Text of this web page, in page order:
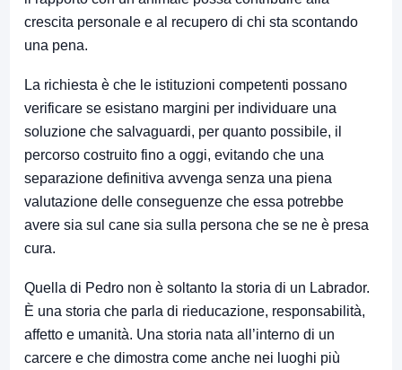
crescita personale e al recupero di chi sta scontando
una pena.
La richiesta è che le istituzioni competenti possano
verificare se esistano margini per individuare una
soluzione che salvaguardi, per quanto possibile, il
percorso costruito fino a oggi, evitando che una
separazione definitiva avvenga senza una piena
valutazione delle conseguenze che essa potrebbe
avere sia sul cane sia sulla persona che se ne è presa
cura.
Quella di Pedro non è soltanto la storia di un Labrador.
È una storia che parla di rieducazione, responsabilità,
affetto e umanità. Una storia nata all’interno di un
carcere e che dimostra come anche nei luoghi più